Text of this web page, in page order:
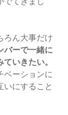
ろん大事だけ
バーで一緒に
いきたい。
ベーションに
いにすること